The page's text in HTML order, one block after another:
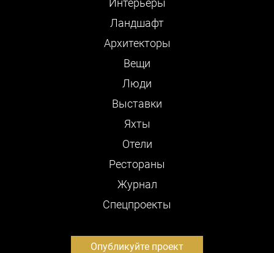
Интерьеры
Ландшафт
Архитекторы
Вещи
Люди
Выставки
Яхты
Отели
Рестораны
Журнал
Cпецпроекты
Опубликуйте проект